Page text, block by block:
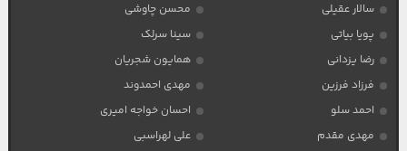
سالار عقیلی
محسن چاوشی
پویا بیاتی
سینا سرلک
رضا یزدانی
همایون شجریان
فرزاد فرزین
مهدی احمدوند
احمد سلو
احسان خواجه امیری
مهدی مقدم
علی لهراسبی